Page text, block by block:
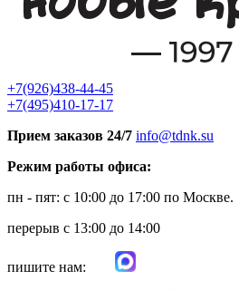
+7(926)438-44-45
+7(495)410-17-17
Прием заказов 24/7 info@tdnk.su
Режим работы офиса:
пн - пят: с 10:00 до 17:00 по Москве.
перерыв с 13:00 до 14:00
пишите нам: